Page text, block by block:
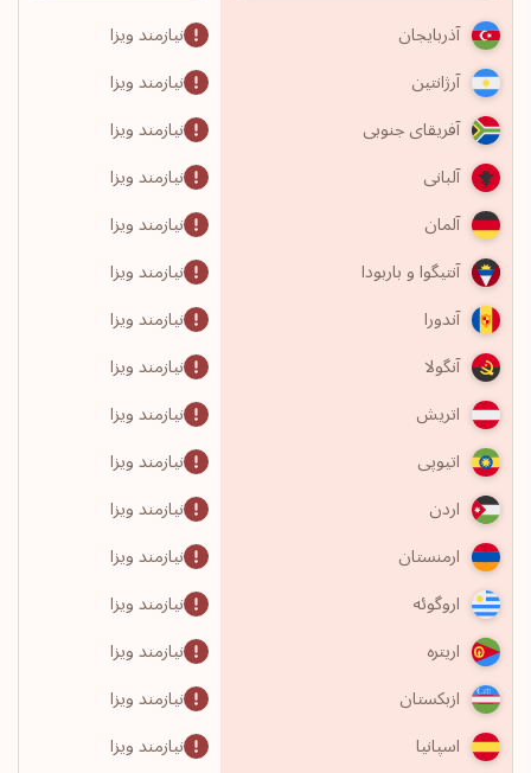
آذربایجان
نیازمند ویزا
آرژانتین
نیازمند ویزا
آفریقای جنوبی
نیازمند ویزا
آلبانی
نیازمند ویزا
آلمان
نیازمند ویزا
آنتیگوا و باربودا
نیازمند ویزا
آندورا
نیازمند ویزا
آنگولا
نیازمند ویزا
اتریش
نیازمند ویزا
اتیوپی
نیازمند ویزا
اردن
نیازمند ویزا
ارمنستان
نیازمند ویزا
اروگوئه
نیازمند ویزا
اریتره
نیازمند ویزا
ازبکستان
نیازمند ویزا
اسپانیا
نیازمند ویزا